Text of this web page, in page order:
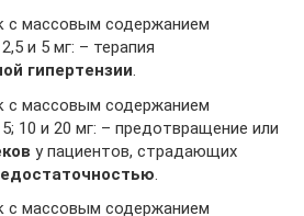
с массовым содержанием
2,5 и 5 мг: – терапия
гипертензии.
с массовым содержанием
5; 10 и 20 мг: – предотвращение или
у пациентов, страдающих
с массовым содержанием